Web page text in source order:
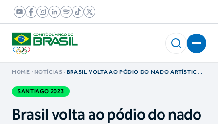
HOME NOTÍCIAS
BRASIL VOLTA AO PÓDIO DO NADO ARTÍSTICO
SANTIAGO 2023
Brasil volta ao pódio do nado